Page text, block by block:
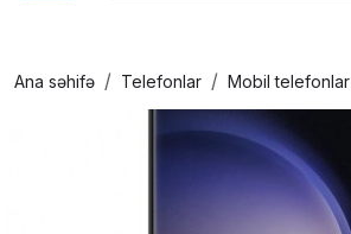
Ana səhifə Telefonlar Mobil telefonlar